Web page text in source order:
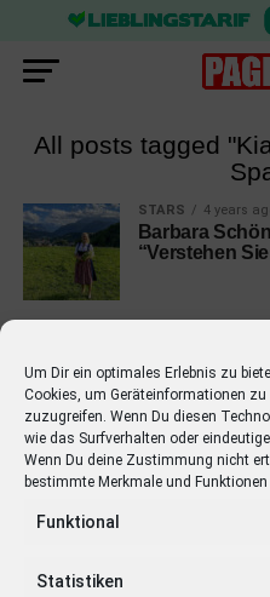
Um Dir ein optimales Erlebnis zu
Cookies, um Geräteinformationen
zuzugreifen. Wenn Du diesen
wie das Surfverhalten oder
Wenn Du deine Zustimmung nicht
bestimmte Merkmale und
Funktional
Statistiken
All posts tagged
STARS 4 years
Barbara
“Verstehen
STARS 4 years
Barbara